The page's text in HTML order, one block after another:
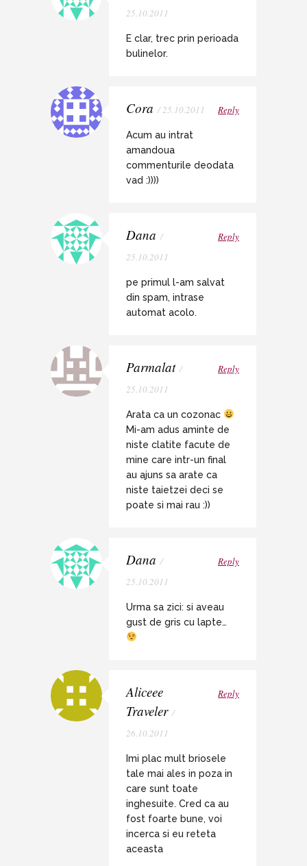
25.10.2011
E clar, trec prin perioada
bulinelor.
Cora / 25.10.2011 Reply
Acum au intrat
amandoua
commenturile deodata
vad :))))
Dana /
25.10.2011
Reply
pe primul l-am salvat
din spam, intrase
automat acolo.
Parmalat /
25.10.2011
Reply
Arata ca un cozonac
Mi-am adus aminte de
niste clatite facute de
mine care intr-un final
au ajuns sa arate ca
niste taietzei deci se
poate si mai rau :))
Dana /
25.10.2011
Reply
Urma sa zici: si aveau
gust de gris cu lapte…
Aliceee
Traveler /
26.10.2011
Reply
Imi plac mult briosele
tale mai ales in poza in
care sunt toate
inghesuite. Cred ca au
fost foarte bune, voi
incerca si eu reteta
aceasta